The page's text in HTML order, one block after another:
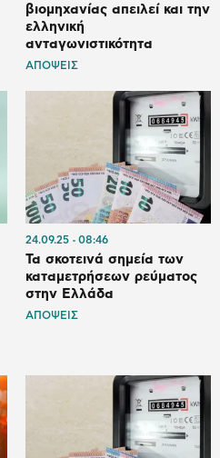
βιομηχανίας απειλεί και την
ελληνική
ανταγωνιστικότητα
ΑΠΟΨΕΙΣ
24.09.25 08:46
Τα σκοτεινά σημεία των
καταμετρήσεων ρεύματος
στην Ελλάδα
ΑΠΟΨΕΙΣ